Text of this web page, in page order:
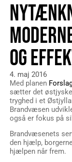
OG
4. maj 2016
Med planen
sætter det
tryghed i et
Brandvæsen
også er fokus på
Brandvæsenets
den hjælp,
hjælpen når frem.